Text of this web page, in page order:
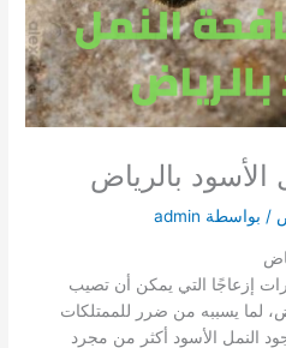
بالرياض
/ بواسطة admin
إزعاجًا التي يمكن أن تصيب
لما يسببه من ضرر للممتلكات
النمل الأسود أكثر من مجرد